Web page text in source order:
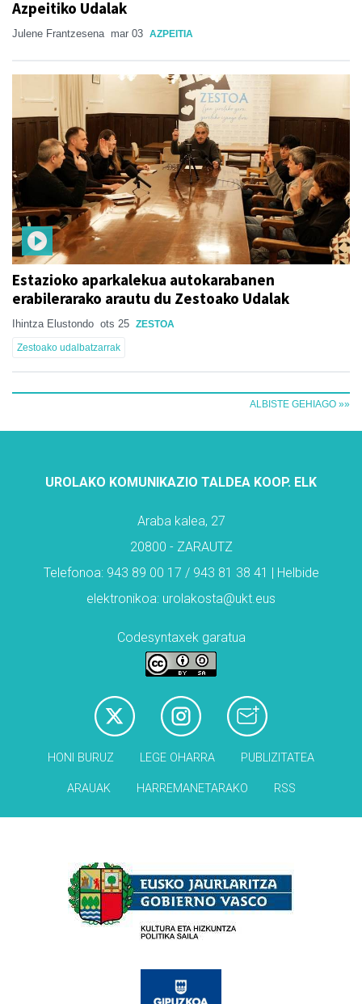
Azpeitiko Udalak
Julene Frantzesena mar 03 AZPEITIA
Estazioko aparkalekua autokarabanen
erabilerarako arautu du Zestoako Udalak
Ihintza Elustondo ots 25 ZESTOA
Zestoako udalbatzarrak
ALBISTE GEHIAGO »»
UROLAKO KOMUNIKAZIO TALDEA KOOP. ELK
Araba kalea, 27
20800 - ZARAUTZ
Telefonoa: 943 89 00 17 / 943 81 38 41 | Helbide
elektronikoa: urolakosta@ukt.eus
Codesyntaxek garatua
HONI BURUZ LEGE OHARRA PUBLIZITATEA
ARAUAK HARREMANETARAKO RSS